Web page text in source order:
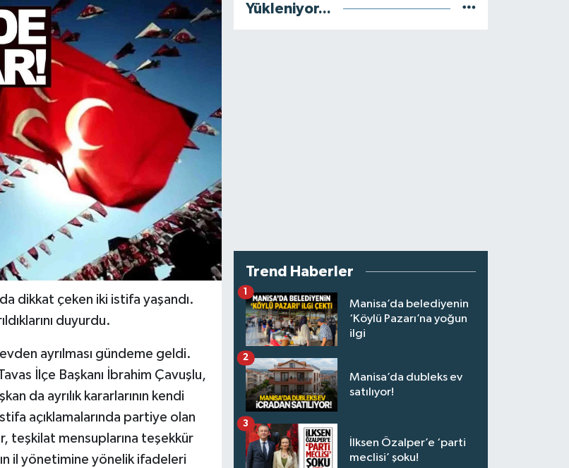
dikkat çeken iki istifa yaşandı.
duyurdu.
ayrılması gündeme geldi.
İlçe Başkanı İbrahim Çavuşlu,
da ayrılık kararlarının kendi
açıklamalarında partiye olan
teşkilat mensuplarına teşekkür
il yönetimine yönelik ifadeleri
Yükleniyor...
Trend Haberler
Manisa’da belediyenin
‘Köylü Pazarı’na yoğun
ilgi
1
Manisa’da dubleks ev
satılıyor!
2
İlksen Özalper’e ‘parti
meclisi’ şoku!
3